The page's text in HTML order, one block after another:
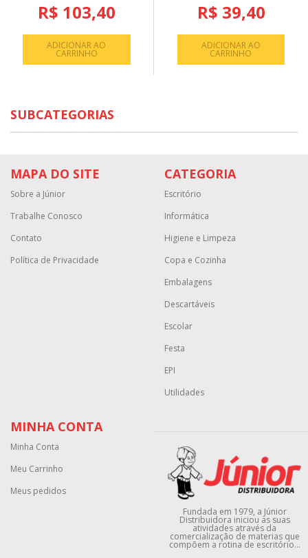
R$ 103,40
ADICIONAR AO
CARRINHO
R$ 39,40
ADICIONAR AO
CARRINHO
SUBCATEGORIAS
MAPA DO SITE
Sobre a Júnior
Trabalhe Conosco
Contato
Política de Privacidade
CATEGORIA
Escritório
Informática
Higiene e Limpeza
Copa e Cozinha
Embalagens
Descartáveis
Escolar
Festa
EPI
Utilidades
MINHA CONTA
Minha Conta
Meu Carrinho
Meus pedidos
Fundada em 1979, a Júnior
Distribuidora iniciou as suas
atividades através da
comercialização de materias que
compõem a rotina de escritório...